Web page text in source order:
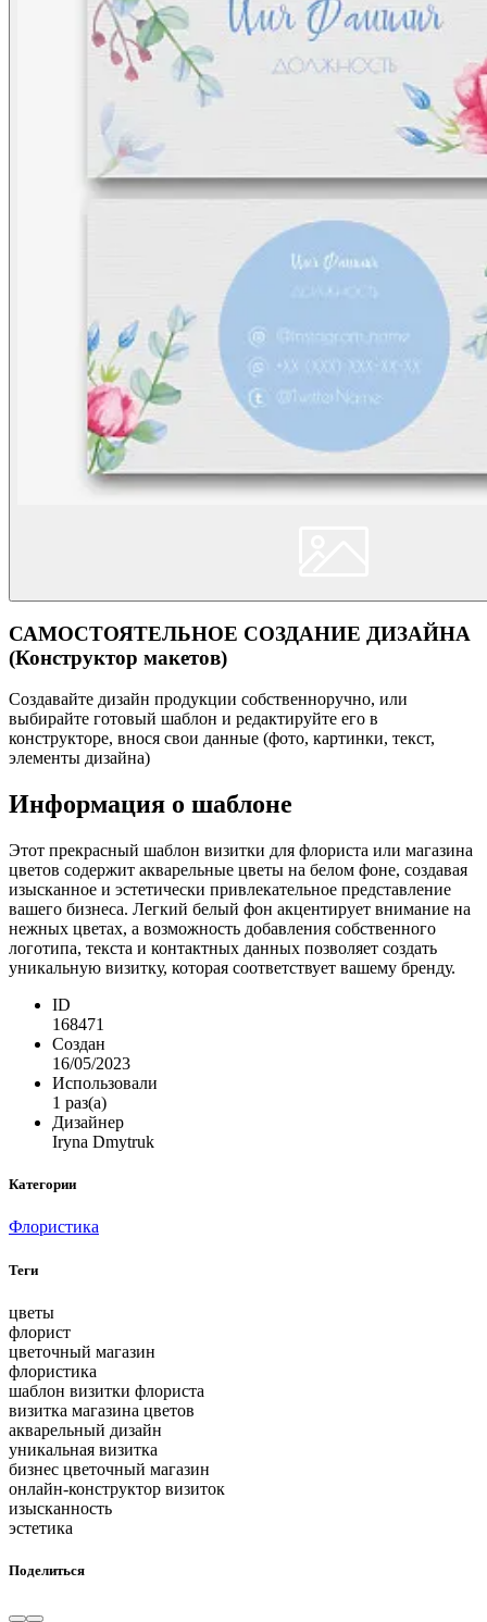
САМОСТОЯТЕЛЬНОЕ СОЗДАНИЕ ДИЗАЙНА
(Конструктор макетов)
Создавайте дизайн продукции собственноручно, или
выбирайте готовый шаблон и редактируйте его в
конструкторе, внося свои данные (фото, картинки, текст,
элементы дизайна)
Информация о шаблоне
Этот прекрасный шаблон визитки для флориста или магазина
цветов содержит акварельные цветы на белом фоне, создавая
изысканное и эстетически привлекательное представление
вашего бизнеса. Легкий белый фон акцентирует внимание на
нежных цветах, а возможность добавления собственного
логотипа, текста и контактных данных позволяет создать
уникальную визитку, которая соответствует вашему бренду.
ID
168471
Создан
16/05/2023
Использовали
1 раз(а)
Дизайнер
Iryna Dmytruk
Категории
Флористика
Теги
цветы
флорист
цветочный магазин
флористика
шаблон визитки флориста
визитка магазина цветов
акварельный дизайн
уникальная визитка
бизнес цветочный магазин
онлайн-конструктор визиток
изысканность
эстетика
Поделиться